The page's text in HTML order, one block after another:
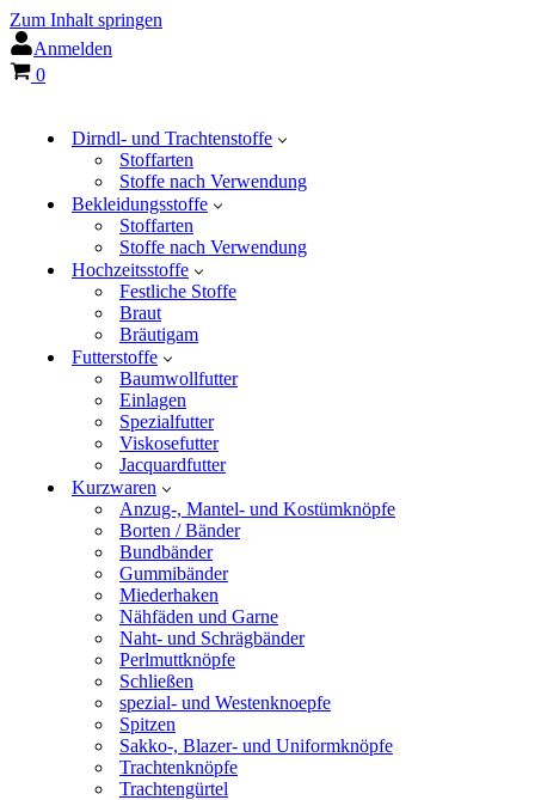
Zum Inhalt springen
Anmelden
Warenkorb
0
Dirndl- und Trachtenstoffe
Stoffarten
Stoffe nach Verwendung
Bekleidungsstoffe
Stoffarten
Stoffe nach Verwendung
Hochzeitsstoffe
Festliche Stoffe
Braut
Bräutigam
Futterstoffe
Baumwollfutter
Einlagen
Spezialfutter
Viskosefutter
Jacquardfutter
Kurzwaren
Anzug-, Mantel- und Kostümknöpfe
Borten / Bänder
Bundbänder
Gummibänder
Miederhaken
Nähfäden und Garne
Naht- und Schrägbänder
Perlmuttknöpfe
Schließen
spezial- und Westenknoepfe
Spitzen
Sakko-, Blazer- und Uniformknöpfe
Trachtenknöpfe
Trachtengürtel